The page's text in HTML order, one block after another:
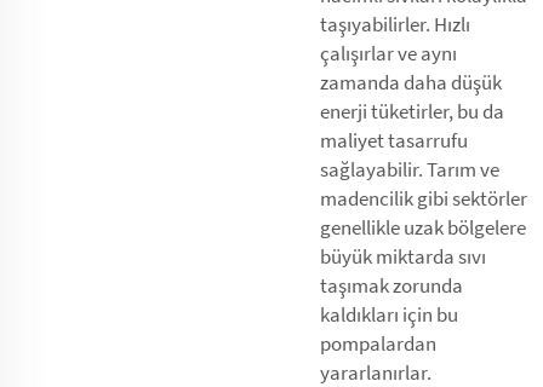
taşıyabilirler. Hızlı
çalışırlar ve aynı
zamanda daha düşük
enerji tüketirler, bu da
maliyet tasarrufu
sağlayabilir. Tarım ve
madencilik gibi sektörler
genellikle uzak bölgelere
büyük miktarda sıvı
taşımak zorunda
kaldıkları için bu
pompalardan
yararlanırlar.